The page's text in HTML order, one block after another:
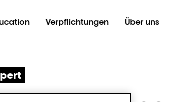
Verpflichtungen Über uns